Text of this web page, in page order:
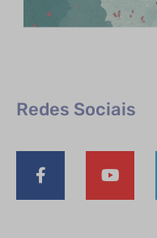
Redes Sociais